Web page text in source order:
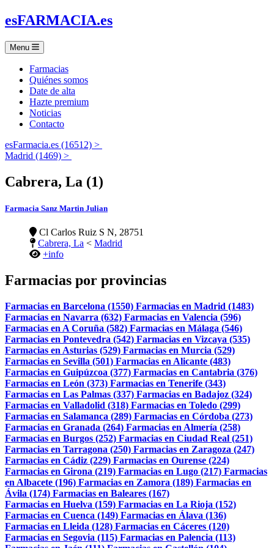
esFARMACIA.es
Menu
Farmacias
Quiénes somos
Date de alta
Hazte premium
Noticias
Contacto
esFarmacia.es (16512) >
Madrid (1469) >
Cabrera, La (1)
Farmacia Sanz Martin Julian
Cl Carlos Ruiz S N, 28751
Cabrera, La < Madrid
+info
Farmacias por provincias
Farmacias en Barcelona (1550) Farmacias en Madrid (1483)
Farmacias en Navarra (632) Farmacias en Valencia (596)
Farmacias en A Coruña (582) Farmacias en Málaga (546)
Farmacias en Pontevedra (542) Farmacias en Vizcaya (535)
Farmacias en Asturias (529) Farmacias en Murcia (529)
Farmacias en Sevilla (501) Farmacias en Alicante (483)
Farmacias en Guipúzcoa (377) Farmacias en Cantabria (376)
Farmacias en León (373) Farmacias en Tenerife (343)
Farmacias en Las Palmas (337) Farmacias en Badajoz (324)
Farmacias en Valladolid (318) Farmacias en Toledo (299)
Farmacias en Salamanca (289) Farmacias en Córdoba (273)
Farmacias en Granada (264) Farmacias en Almería (258)
Farmacias en Burgos (252) Farmacias en Ciudad Real (251)
Farmacias en Tarragona (250) Farmacias en Zaragoza (247)
Farmacias en Cádiz (229) Farmacias en Ourense (224)
Farmacias en Girona (219) Farmacias en Lugo (217) Farmacias
en Albacete (196) Farmacias en Zamora (189) Farmacias en
Ávila (174) Farmacias en Baleares (167)
Farmacias en Huelva (159) Farmacias en La Rioja (152)
Farmacias en Cuenca (149) Farmacias en Álava (136)
Farmacias en Lleida (128) Farmacias en Cáceres (120)
Farmacias en Segovia (115) Farmacias en Palencia (113)